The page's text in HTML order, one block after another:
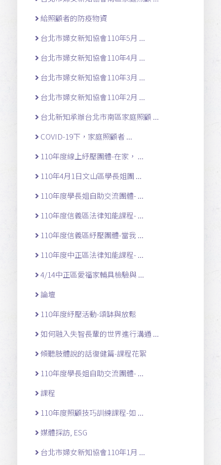
給照顧者的防疫物資
台北市婦女新知協會110年5月 ...
台北市婦女新知協會110年4月 ...
台北市婦女新知協會110年3月 ...
台北市婦女新知協會110年2月 ...
台北新知承辦台北市南區家庭照顧 ...
COVID-19下，家庭照顧者 ...
110年度線上紓壓團體-在家， ...
110年4月1日文山區學長姐團 ...
110年度學長姐自助交流團體- ...
110年度信義區法律知能課程- ...
110年度信義區紓壓團體-當我 ...
110年度中正區法律知能課程- ...
4/14中正區愛福家輔具檢驗與 ...
論壇
110年度紓壓活動-頌缽與放鬆
如何融入失智長輩的世界進行溝通 ...
傾聽肢體說的話復健篇-課程花絮
110年度學長姐自助交流團體- ...
課程
110年度照顧技巧訓練課程-如 ...
媒體採訪, ESG
台北市婦女新知協會110年1月 ...